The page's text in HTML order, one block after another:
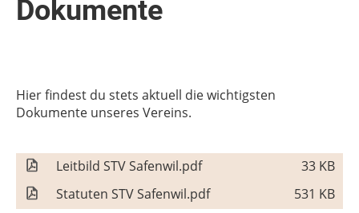
Dokumente
Hier findest du stets aktuell die wichtigsten
Dokumente unseres Vereins.
Leitbild STV Safenwil.pdf
33 KB
Statuten STV Safenwil.pdf
531 KB